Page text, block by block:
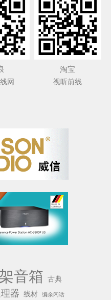
网
淘宝
视听前线
音箱 古典
器 线材 编余闲话